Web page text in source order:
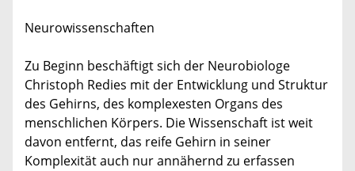
Neurowissenschaften
Zu Beginn beschäftigt sich der Neurobiologe
Christoph Redies mit der Entwicklung und Struktur
des Gehirns, des komplexesten Organs des
menschlichen Körpers. Die Wissenschaft ist weit
davon entfernt, das reife Gehirn in seiner
Komplexität auch nur annähernd zu erfassen